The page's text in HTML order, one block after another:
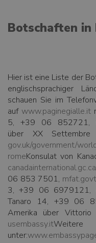
Botschaften in
Hier ist eine Liste der
englischsprachiger
schauen Sie im
auf www.paginegialle.it
5, +39 06 852721,
über XX
gov.uk/government/
romeKonsulat von
06 853 7501,
3, +39 06 6979121,
Tanaro 14, +39 06
Amerika über
usembassy.it
unter: